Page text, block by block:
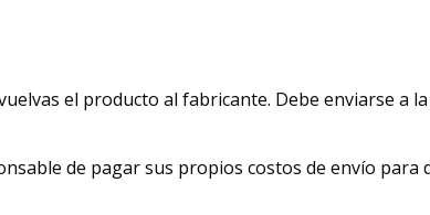
el producto al fabricante. Debe enviarse a
de pagar sus propios costos de envío para